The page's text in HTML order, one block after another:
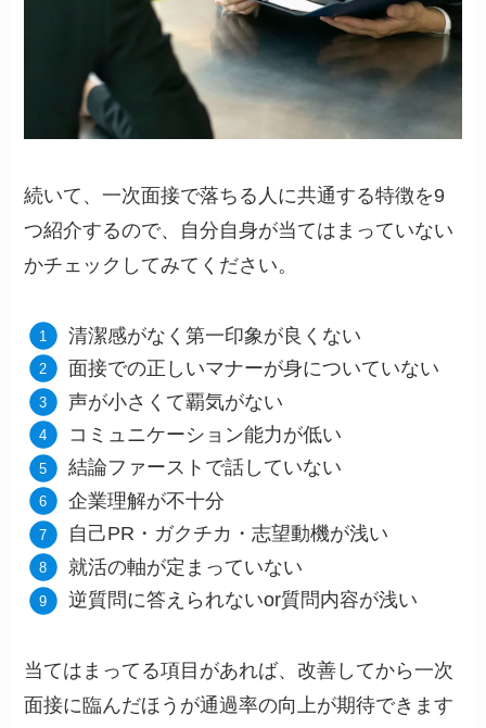
続いて、一次面接で落ちる人に共通する特徴を9
つ紹介するので、自分自身が当てはまっていない
かチェックしてみてください。
清潔感がなく第一印象が良くない
面接での正しいマナーが身についていない
声が小さくて覇気がない
コミュニケーション能力が低い
結論ファーストで話していない
企業理解が不十分
自己PR・ガクチカ・志望動機が浅い
就活の軸が定まっていない
逆質問に答えられないor質問内容が浅い
当てはまってる項目があれば、改善してから一次
面接に臨んだほうが通過率の向上が期待できます